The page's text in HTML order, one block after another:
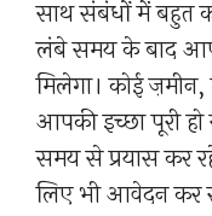
साथ संबंधों में बहुत
लंबे समय के बाद
मिलेगा। कोई
आपकी इच्छा पूरी
समय से प्रयास कर
लिए भी आवेदन कर